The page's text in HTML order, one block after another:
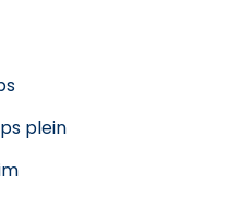
plein